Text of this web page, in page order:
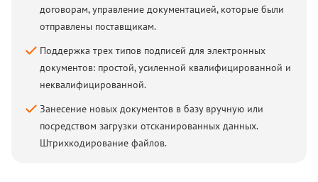
договорам, управление документацией, которые были
отправлены поставщикам.
Поддержка трех типов подписей для электронных
документов: простой, усиленной квалифицированной и
неквалифицированной.
Занесение новых документов в базу вручную или
посредством загрузки отсканированных данных.
Штрихкодирование файлов.